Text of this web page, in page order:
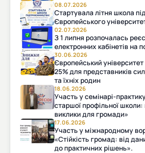
08.07.2026
Стартувала літня школа
Європейського
02.07.2026
З 1 липня розпочалась
електронних кабінетів на
30.06.2026
Європейський
25% для представників
та їхніх родин
18.06.2026
Участь у семінарі-
старшої профільної школи:
виклики для громади»
17.06.2026
Участь у міжнародному
«Стійкість громад: від
до практичних рішень».